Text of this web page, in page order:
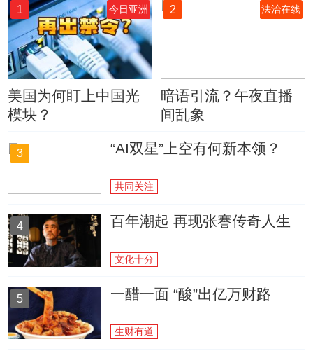
1 今日亚洲
美国为何盯上中国光
模块？
2 法治在线
暗语引流？午夜直播
间乱象
3 “AI双星”上空有何新本领？
共同关注
4 百年潮起 再现张謇传奇人生
文化十分
5 一醋一面 “酸”出亿万财路
生财有道